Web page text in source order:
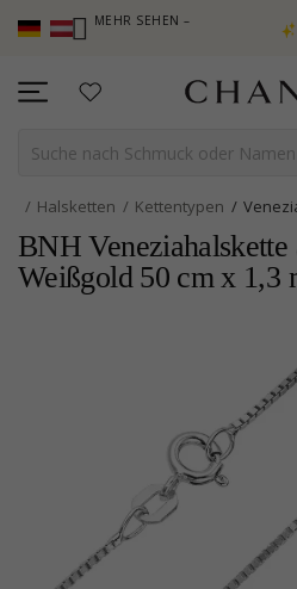
MEHR SEHEN –
NEW
Halsketten Kettentypen
BNH Veneziahalskette
Weißgold 50 cm x 1,3